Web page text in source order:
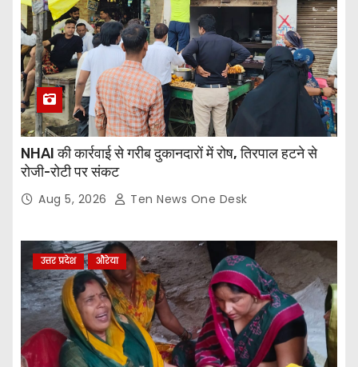
NHAI की कार्रवाई से गरीब दुकानदारों में रोष, तिरपाल हटने से
रोजी-रोटी पर संकट
Aug 5, 2026 Ten News One Desk
उत्तर प्रदेश औरेया